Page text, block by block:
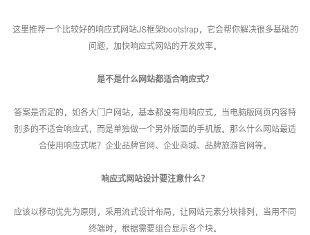
这里推荐一个比较好的响应式网站JS框架bootstrap，它会帮你解决很多基础的
问题，加快响应式网站的开发效率。
是不是什么网站都适合响应式？
答案是否定的，如各大门户网站，基本都没有用响应式，当电脑版网页内容特
别多的不适合响应式，而是单独做一个另外版面的手机版。那么什么网站最适
合使用响应式呢？企业品牌官网、企业商城、品牌旅游官网等。
响应式网站设计要注意什么？
应该以移动优先为原则，采用流式设计布局，让网站元素分块排列，当用不同
终端时，根据需要组合显示各个块。